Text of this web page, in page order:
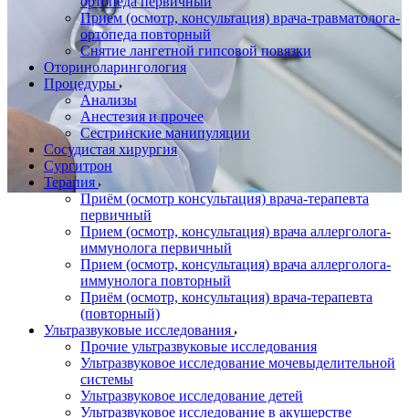
Прием (осмотр, консультация) врача-травматолога-
ортопеда повторный
Снятие лангетной гипсовой повязки
Оториноларингология
Процедуры
Анализы
Анестезия и прочее
Сестринские манипуляции
Сосудистая хирургия
Сургитрон
Терапия
Приём (осмотр консультация) врача-терапевта
первичный
Прием (осмотр, консультация) врача аллерголога-
иммунолога первичный
Прием (осмотр, консультация) врача аллерголога-
иммунолога повторный
Приём (осмотр, консультация) врача-терапевта
(повторный)
Ультразвуковые исследования
Прочие ультразвуковые исследования
Ультразвуковое исследование мочевыделительной
системы
Ультразвуковое исследование детей
Ультразвуковое исследование в акушерстве